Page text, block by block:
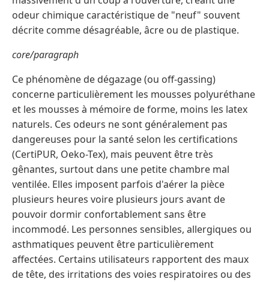
odeur chimique caractéristique de "neuf" souvent
décrite comme désagréable, âcre ou de plastique.
core/paragraph
Ce phénomène de dégazage (ou off-gassing)
concerne particulièrement les mousses polyuréthane
et les mousses à mémoire de forme, moins les latex
naturels. Ces odeurs ne sont généralement pas
dangereuses pour la santé selon les certifications
(CertiPUR, Oeko-Tex), mais peuvent être très
gênantes, surtout dans une petite chambre mal
ventilée. Elles imposent parfois d'aérer la pièce
plusieurs heures voire plusieurs jours avant de
pouvoir dormir confortablement sans être
incommodé. Les personnes sensibles, allergiques ou
asthmatiques peuvent être particulièrement
affectées. Certains utilisateurs rapportent des maux
de tête, des irritations des voies respiratoires ou des